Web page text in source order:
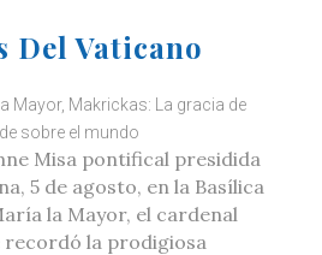
Del Vaticano
Mayor, Makrickas: La gracia de
sobre el mundo
Misa pontifical presidida
5 de agosto, en la Basílica
la Mayor, el cardenal
la prodigiosa